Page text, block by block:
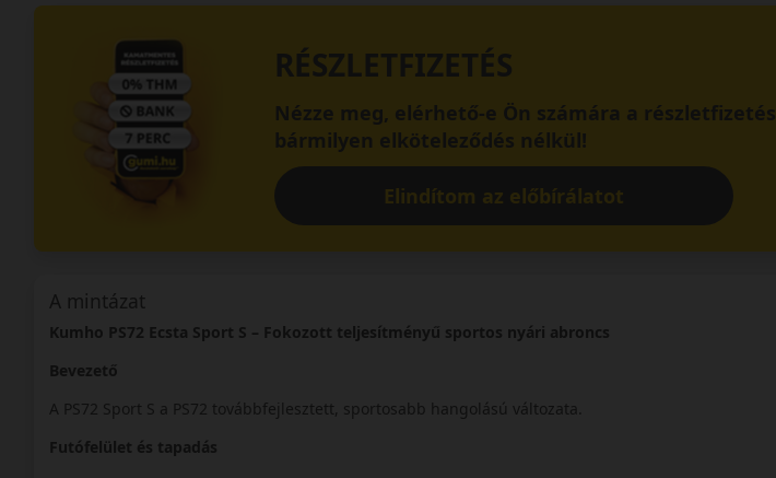
RÉSZLETFIZETÉS
Nézze meg, elérhető-e Ön számára a részletfizetés
bármilyen elköteleződés nélkül!
Elindítom az előbírálatot
A mintázat
Kumho PS72 Ecsta Sport S – Fokozott teljesítményű sportos nyári abroncs
Bevezető
A PS72 Sport S a PS72 továbbfejlesztett, sportosabb hangolású változata.
Futófelület és tapadás